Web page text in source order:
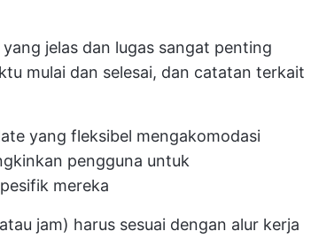
jelas dan lugas sangat penting
mulai dan selesai, dan catatan terkait
yang fleksibel mengakomodasi
pengguna untuk
mereka
jam) harus sesuai dengan alur kerja